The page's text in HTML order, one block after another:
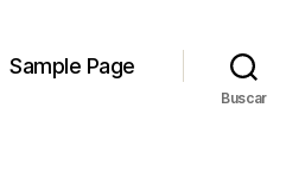
Sample Page
Buscar